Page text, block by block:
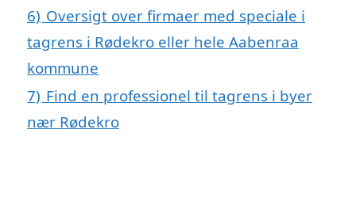
6) Oversigt over firmaer med speciale i
tagrens i Rødekro eller hele Aabenraa
kommune
7) Find en professionel til tagrens i byer
nær Rødekro